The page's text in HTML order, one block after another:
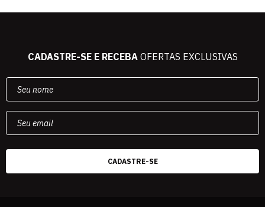
CADASTRE-SE E RECEBAOFERTAS EXCLUSIVAS